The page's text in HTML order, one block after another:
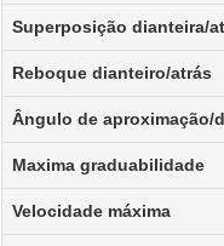
Superposição dianteira/
Reboque dianteiro/atrás
Ângulo de aproximação/
Maxima graduabilidade
Velocidade máxima